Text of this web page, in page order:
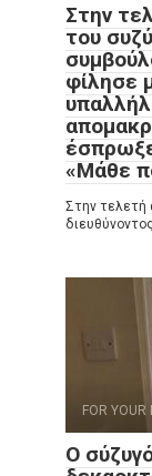
Στην
του
φίλησε
«Μάθε
Στην τελετή
FOR YOUR
Ο